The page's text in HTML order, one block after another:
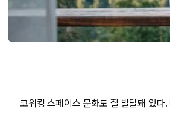
코워킹 스페이스 문화도 잘 발달돼 있